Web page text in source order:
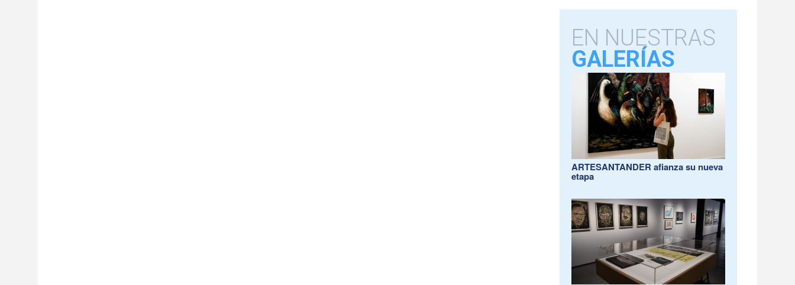
EN NUESTRAS
GALERÍAS
ARTESANTANDER afianza su nueva
etapa